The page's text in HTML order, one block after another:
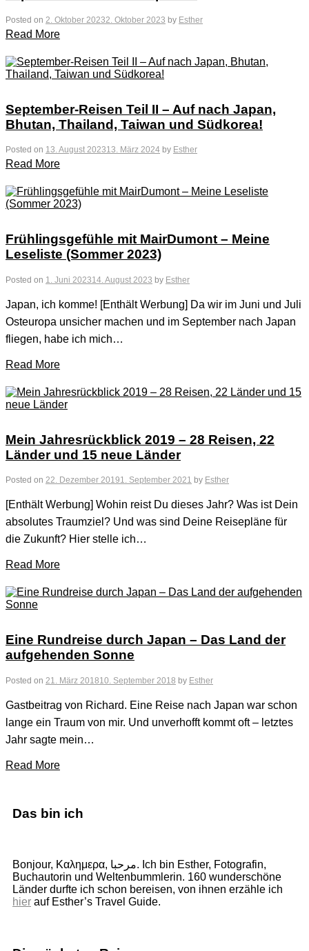
Posted on 2. Oktober 20232. Oktober 2023 by Esther
Read More
September-Reisen Teil II – Auf nach Japan,
Bhutan, Thailand, Taiwan und Südkorea!
Posted on 13. August 202313. März 2024 by Esther
Read More
Frühlingsgefühle mit MairDumont – Meine
Leseliste (Sommer 2023)
Posted on 1. Juni 202314. August 2023 by Esther
Japan, ich komme! [Enthält Werbung] Da wir im Juni und Juli
Osteuropa unsicher machen und im September nach Japan
fliegen, habe ich mich…
Read More
Mein Jahresrückblick 2019 – 28 Reisen, 22
Länder und 15 neue Länder
Posted on 22. Dezember 20191. September 2021 by Esther
[Enthält Werbung] Wohin reist Du dieses Jahr? Was ist Dein
absolutes Traumziel? Und was sind Deine Reisepläne für
die Zukunft? Hier stelle ich…
Read More
Eine Rundreise durch Japan – Das Land der
aufgehenden Sonne
Posted on 21. März 201810. September 2018 by Esther
Gastbeitrag von Richard. Eine Reise nach Japan war schon
lange ein Traum von mir. Und unverhofft kommt oft – letztes
Jahr sagte mein…
Read More
Das bin ich
Bonjour, Καλημερα, مرحبا. Ich bin Esther, Fotografin,
Buchautorin und Weltenbummlerin. 160 wunderschöne
Länder durfte ich schon bereisen, von ihnen erzähle ich
hier auf Esther’s Travel Guide.